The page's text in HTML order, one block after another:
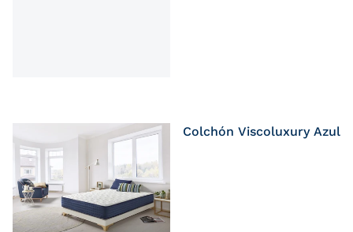
Colchón Viscoluxury Azul